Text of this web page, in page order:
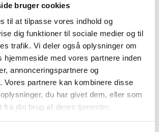
bruger cookies
til at tilpasse vores indhold og
dig funktioner til sociale medier og til
trafik. Vi deler også oplysninger om
hjemmeside med vores partnere inden
annonceringspartnere og
Vores partnere kan kombinere disse
du har givet dem, eller som
fra din brug af deres tjenester.
varmecentraler
varmecentral er nyttig ved akut
ved renovering af anlæg så
stort set ikke opdager
varmeforsyningen. V. Hansen ApS